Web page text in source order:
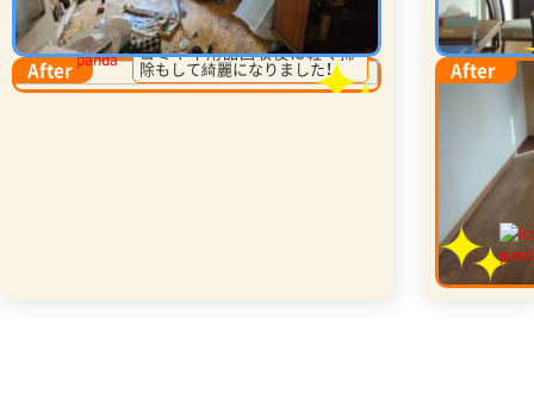
After
ゴミや不用品回収後に軽く掃
除もして綺麗になりました！ After